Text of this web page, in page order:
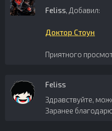
Feliss, Добавил:
Доктор Стоун
Приятного
Feliss
Здравствуйте,
Заранее